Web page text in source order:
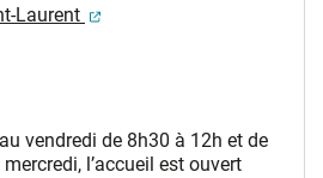
Laurent
(ouverture dans un
vendredi de 8h30 à 12h et de
l’accueil est ouvert